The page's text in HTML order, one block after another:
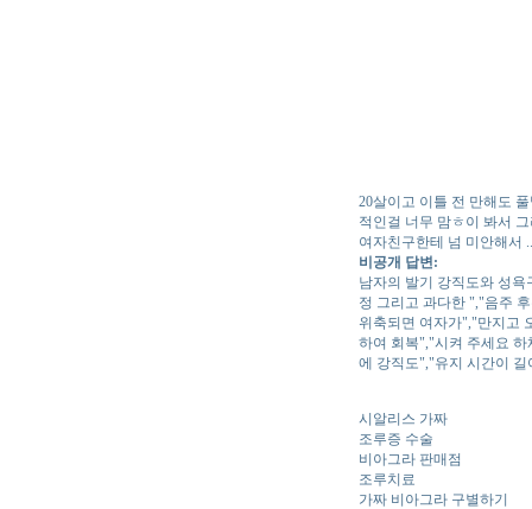
20살이고 이틀 전 만해도
적인걸 너무 맘ㅎ이 봐서
여자친구한테 넘 미안해서
비공개 답변:
남자의 발기 강직도와 성
정 그리고 과다한 ","음주
위축되면 여자가","만지고
하여 회복","시켜 주세요
에 강직도","유지 시간이
시알리스 가짜
조루증 수술
비아그라 판매점
조루치료
가짜 비아그라 구별하기